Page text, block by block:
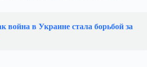
война в Украине стала борьбой за